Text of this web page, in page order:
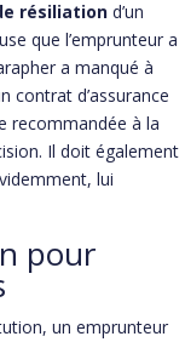
résiliation d’un
que l’emprunteur a
a manqué à
contrat d’assurance
recommandée à la
Il doit également
lui
pour
un emprunteur